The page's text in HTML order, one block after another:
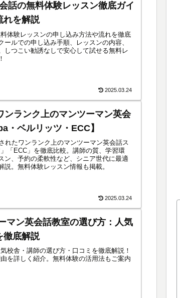
話の無料体験レッスン徹底ガイ
れを解説
体験レッスンの申し込み方法や流れを徹底
ルでの申し込み手順、レッスンの内容、
しつこい勧誘なしで安心して試せる無料レ
2025.03.24
ンランク上のマンツーマン英会
・ベルリッツ・ECC】
れたワンランク上のマンツーマン英会話ス
「ECC」を徹底比較。講師の質、学習環
ン、予約の柔軟性など、シニア世代に最適
。無料体験レッスン情報も掲載。
2025.03.24
マン英会話教室の選び方：人気
徹底解説
校舎・講師の選び方・口コミを徹底解説！
を詳しく紹介。無料体験の活用法もご案内